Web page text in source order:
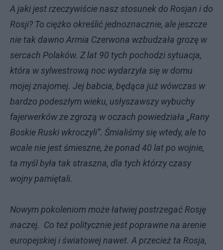
A jaki jest rzeczywiście nasz stosunek do Rosjan i do
Rosji? To ciężko określić jednoznacznie, ale jeszcze
nie tak dawno Armia Czerwona wzbudzała grozę w
sercach Polaków. Z lat 90 tych pochodzi sytuacja,
która w sylwestrową noc wydarzyła się w domu
mojej znajomej. Jej babcia, będąca już wówczas w
bardzo podeszłym wieku, usłyszawszy wybuchy
fajerwerków ze zgrozą w oczach powiedziała „Rany
Boskie Ruski wkroczyli”. Śmialiśmy się wtedy, ale to
wcale nie jest śmieszne, że ponad 40 lat po wojnie,
ta myśl była tak straszna, dla tych którzy czasy
wojny pamiętali.
Nowym pokoleniom może łatwiej postrzegać Rosję
inaczej. Co też politycznie jest poprawne na arenie
europejskiej i światowej nawet. A przecież ta Rosja,